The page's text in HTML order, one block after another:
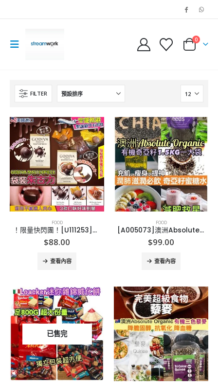
0
FILTER
FOOD
！限量快閃團！[U111253]GODIVA MASTERPIECE 袋裝朱古力
$88.00
查看內容
FOOD
[A005073]澳洲Absolute Organic 有機奇亞籽1.5KG
$99.00
查看內容
已售完